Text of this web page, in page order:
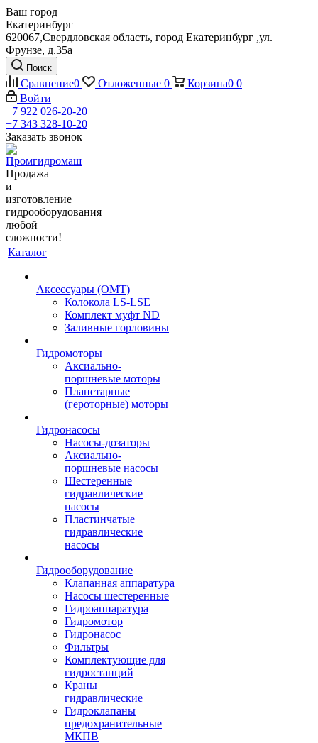
Ваш город
Екатеринбург
620067,Свердловская область, город Екатеринбург ,ул.
Фрунзе, д.35а
Поиск
Сравнение0 Отложенные 0 Корзина0 0
Войти
+7 922 026-20-20
+7 343 328-10-20
Заказать звонок
Продажа
и
изготовление
гидрооборудования
любой
сложности!
Каталог
Аксессуары (OMT)
Колокола LS-LSE
Комплект муфт ND
Заливные горловины
Гидромоторы
Аксиально-
поршневые моторы
Планетарные
(героторные) моторы
Гидронасосы
Насосы-дозаторы
Аксиально-
поршневые насосы
Шестеренные
гидравлические
насосы
Пластинчатые
гидравлические
насосы
Гидрооборудование
Клапанная аппаратура
Насосы шестеренные
Гидроаппаратура
Гидромотор
Гидронасос
Фильтры
Комплектующие для
гидростанций
Краны
гидравлические
Гидроклапаны
предохранительные
МКПВ